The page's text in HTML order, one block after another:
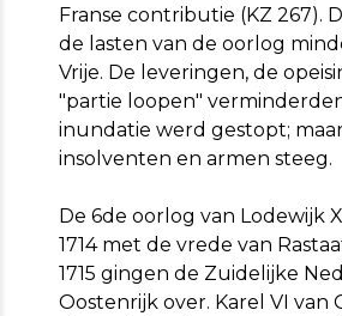
Franse contributie (KZ 267).
de lasten van de oorlog
Vrije. De leveringen, de
"partie loopen"
inundatie werd gestopt;
insolventen en armen steeg.
De 6de oorlog van Lodewijk
1714 met de vrede van
1715 gingen de Zuidelijke
Oostenrijk over. Karel VI van